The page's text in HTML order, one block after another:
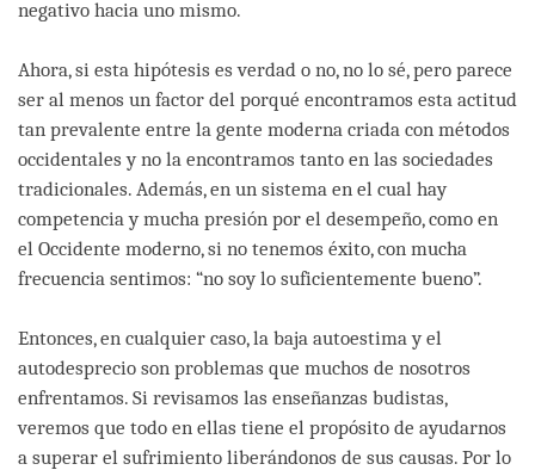
negativo hacia uno mismo.
Ahora, si esta hipótesis es verdad o no, no lo sé, pero parece
ser al menos un factor del porqué encontramos esta actitud
tan prevalente entre la gente moderna criada con métodos
occidentales y no la encontramos tanto en las sociedades
tradicionales. Además, en un sistema en el cual hay
competencia y mucha presión por el desempeño, como en
el Occidente moderno, si no tenemos éxito, con mucha
frecuencia sentimos: “no soy lo suficientemente bueno”.
Entonces, en cualquier caso, la baja autoestima y el
autodesprecio son problemas que muchos de nosotros
enfrentamos. Si revisamos las enseñanzas budistas,
veremos que todo en ellas tiene el propósito de ayudarnos
a superar el sufrimiento liberándonos de sus causas. Por lo